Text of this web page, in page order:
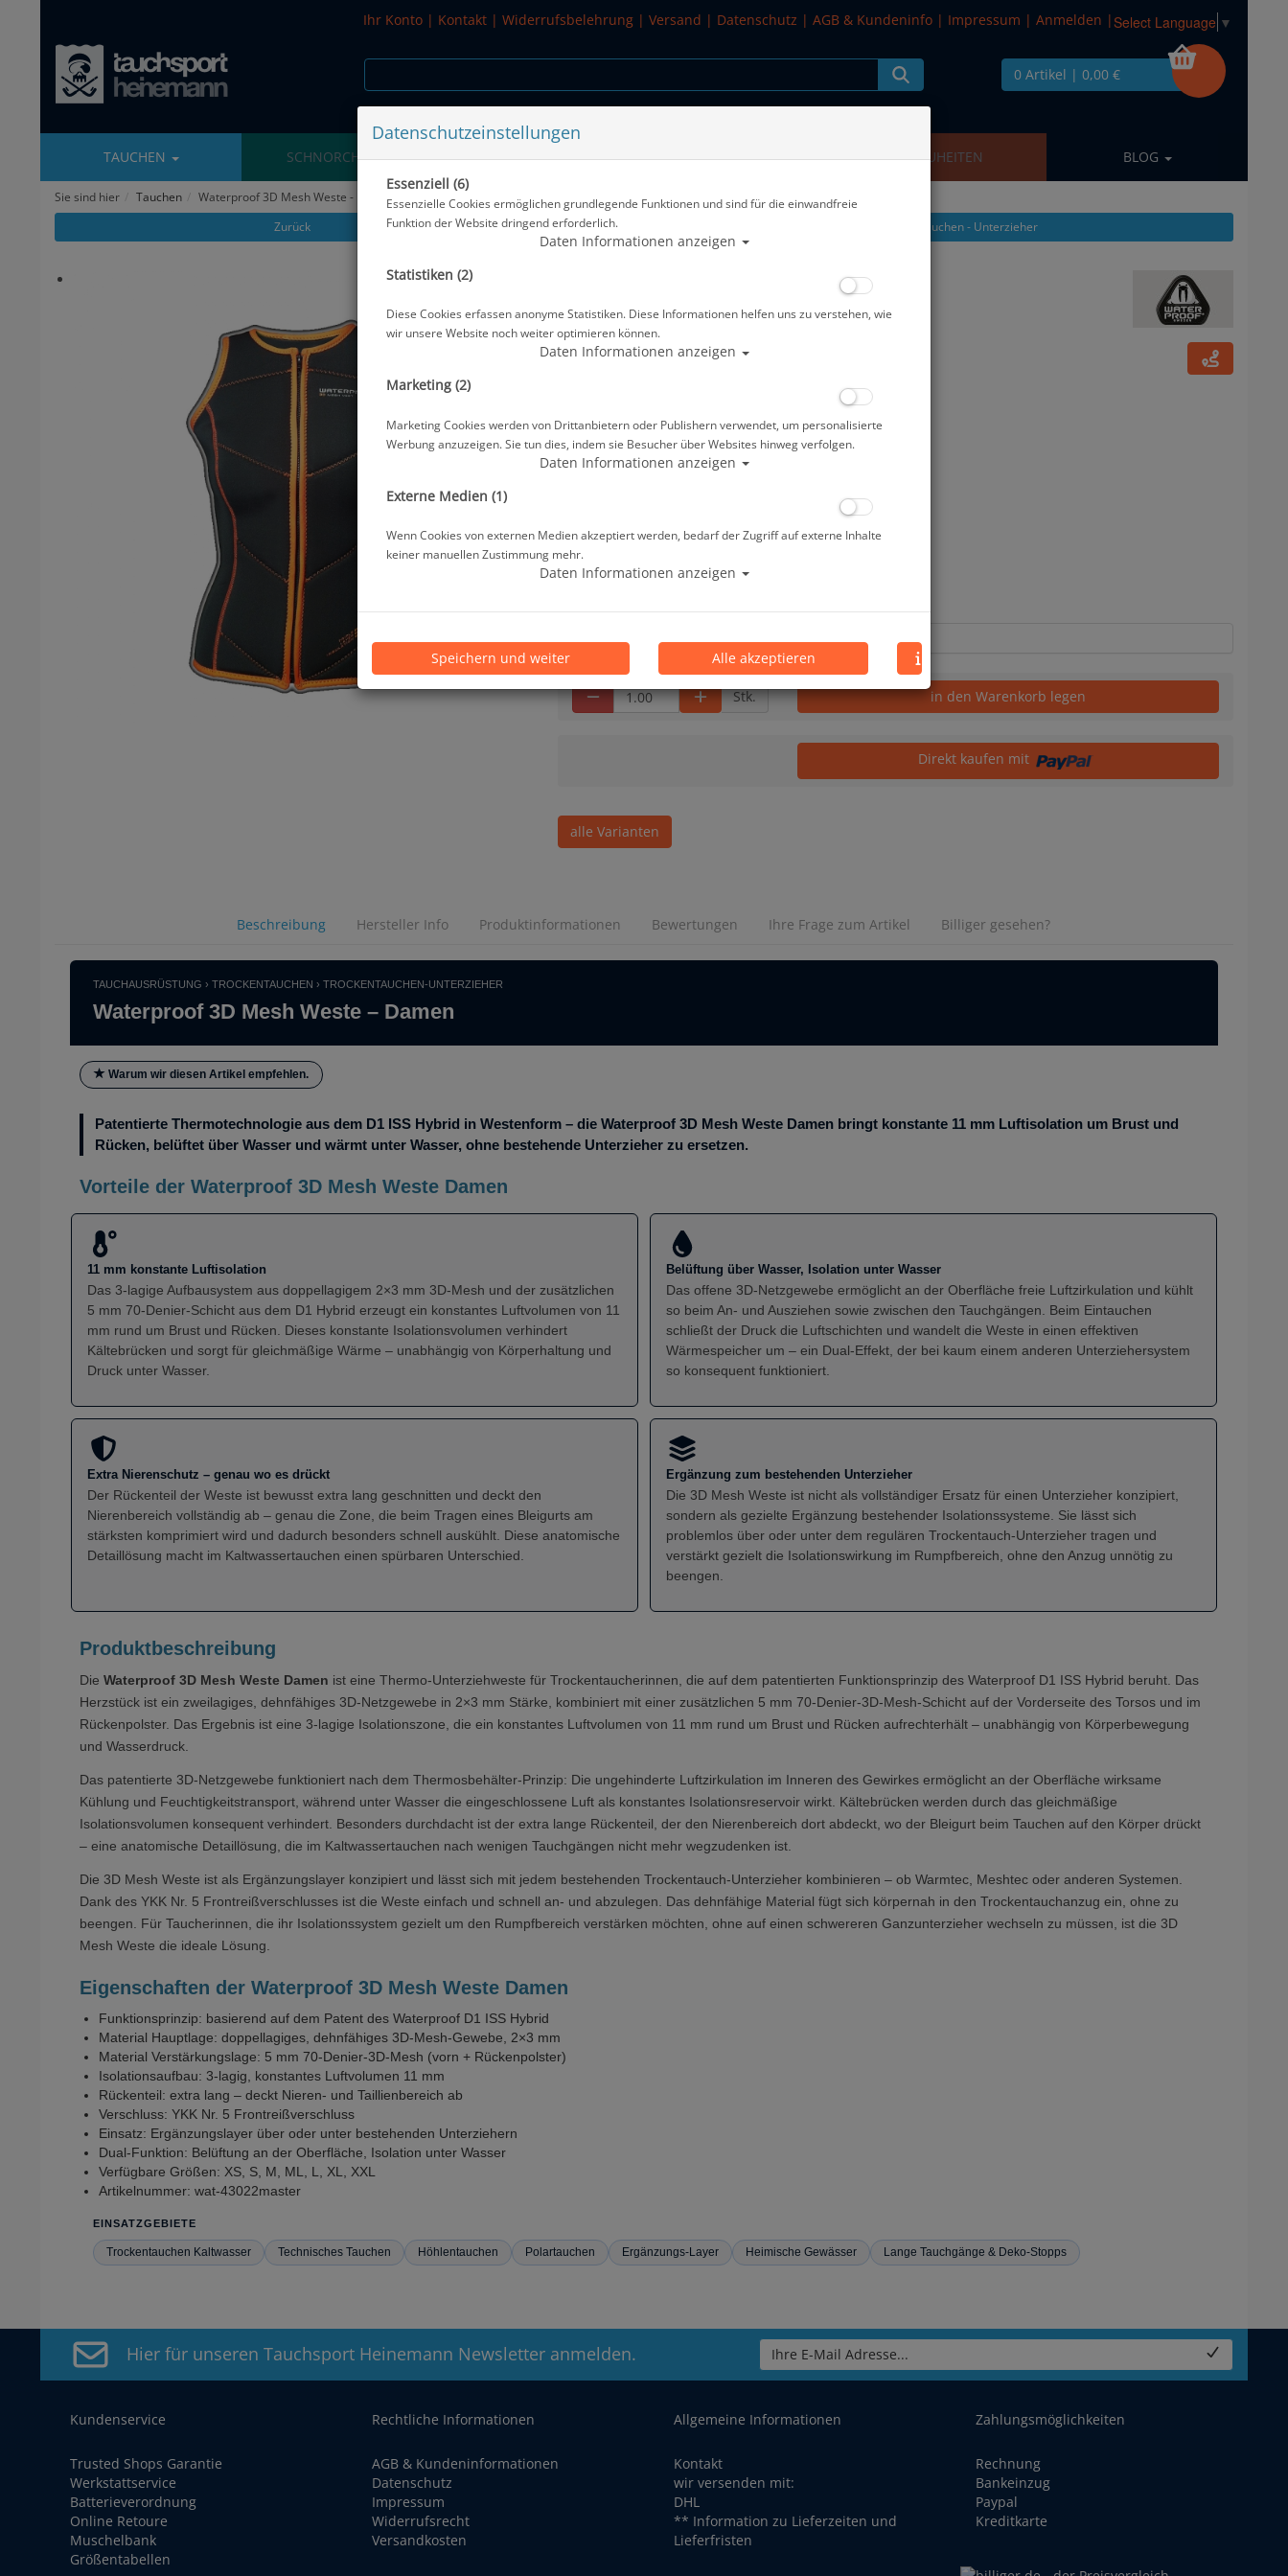
Ihr Konto | Kontakt | Widerrufsbelehrung | Versand | Datenschutz | AGB & Kundeninfo | Impressum | Anmelden | Select Language ▼
0 Artikel | 0,00 €
TAUCHEN SCHNORCHELN WASSERSPORT SALE NEUHEITEN BLOG
Sie sind hier Tauchen
Waterproof 3D Mesh Weste - Damen - Gr: L
Zurück
Alle Artikel zeigen aus: Trockentauchen - Unterzieher
Waterproof 3D Mesh Weste - Damen - Gr: L
Artikelnr.: wat-43022500
Herstellerpreis: 199,00 €
Lieferbar in 1-3 Werktage, der Artikel ist auf Lager
Stk. in den Warenkorb legen
Direkt kaufen mit
alle Varianten
Beschreibung Hersteller Info Produktinformationen Bewertungen Ihre Frage zum Artikel Billiger gesehen?
TAUCHAUSRÜSTUNG › TROCKENTAUCHEN › TROCKENTAUCHEN-UNTERZIEHER
Waterproof 3D Mesh Weste – Damen
Warum wir diesen Artikel empfehlen.
Patentierte Thermotechnologie aus dem D1 ISS Hybrid in Westenform – die Waterproof 3D Mesh Weste Damen bringt konstante 11 mm Luftisolation um Brust und
Rücken, belüftet über Wasser und wärmt unter Wasser, ohne bestehende Unterzieher zu ersetzen.
Vorteile der Waterproof 3D Mesh Weste Damen
11 mm konstante Luftisolation
Das 3-lagige Aufbausystem aus doppellagigem 2×3 mm 3D-Mesh und der zusätzlichen
5 mm 70-Denier-Schicht aus dem D1 Hybrid erzeugt ein konstantes Luftvolumen von 11
mm rund um Brust und Rücken. Dieses konstante Isolationsvolumen verhindert
Kältebrücken und sorgt für gleichmäßige Wärme – unabhängig von Körperhaltung und
Druck unter Wasser.
Belüftung über Wasser, Isolation unter Wasser
Das offene 3D-Netzgewebe ermöglicht an der Oberfläche freie Luftzirkulation und kühlt
so beim An- und Ausziehen sowie zwischen den Tauchgängen. Beim Eintauchen
schließt der Druck die Luftschichten und wandelt die Weste in einen effektiven
Wärmespeicher um – ein Dual-Effekt, der bei kaum einem anderen Unterziehersystem
so konsequent funktioniert.
Extra Nierenschutz – genau wo es drückt
Der Rückenteil der Weste ist bewusst extra lang geschnitten und deckt den
Nierenbereich vollständig ab – genau die Zone, die beim Tragen eines Bleigurts am
stärksten komprimiert wird und dadurch besonders schnell auskühlt. Diese anatomische
Detaillösung macht im Kaltwassertauchen einen spürbaren Unterschied.
Ergänzung zum bestehenden Unterzieher
Die 3D Mesh Weste ist nicht als vollständiger Ersatz für einen Unterzieher konzipiert,
sondern als gezielte Ergänzung bestehender Isolationssysteme. Sie lässt sich
problemlos über oder unter dem regulären Trockentauch-Unterzieher tragen und
verstärkt gezielt die Isolationswirkung im Rumpfbereich, ohne den Anzug unnötig zu
beengen.
Produktbeschreibung
Die Waterproof 3D Mesh Weste Damen ist eine Thermo-Unterziehweste für Trockentaucherinnen, die auf dem patentierten Funktionsprinzip des Waterproof D1 ISS Hybrid beruht. Das
Herzstück ist ein zweilagiges, dehnfähiges 3D-Netzgewebe in 2×3 mm Stärke, kombiniert mit einer zusätzlichen 5 mm 70-Denier-3D-Mesh-Schicht auf der Vorderseite des Torsos und im
Rückenpolster. Das Ergebnis ist eine 3-lagige Isolationszone, die ein konstantes Luftvolumen von 11 mm rund um Brust und Rücken aufrechterhält – unabhängig von Körperbewegung
und Wasserdruck.
Das patentierte 3D-Netzgewebe funktioniert nach dem Thermosbehälter-Prinzip: Die ungehinderte Luftzirkulation im Inneren des Gewirkes ermöglicht an der Oberfläche wirksame
Kühlung und Feuchtigkeitstransport, während unter Wasser die eingeschlossene Luft als konstantes Isolationsreservoir wirkt. Kältebrücken werden durch das gleichmäßige
Isolationsvolumen konsequent verhindert. Besonders durchdacht ist der extra lange Rückenteil, der den Nierenbereich dort abdeckt, wo der Bleigurt beim Tauchen auf den Körper drückt
– eine anatomische Detaillösung, die im Kaltwassertauchen nach wenigen Tauchgängen nicht mehr wegzudenken ist.
Die 3D Mesh Weste ist als Ergänzungslayer konzipiert und lässt sich mit jedem bestehenden Trockentauch-Unterzieher kombinieren – ob Warmtec, Meshtec oder anderen Systemen.
Dank des YKK Nr. 5 Frontreißverschlusses ist die Weste einfach und schnell an- und abzulegen. Das dehnfähige Material fügt sich körpernah in den Trockentauchanzug ein, ohne zu
beengen. Für Taucherinnen, die ihr Isolationssystem gezielt um den Rumpfbereich verstärken möchten, ohne auf einen schwereren Ganzunterzieher wechseln zu müssen, ist die 3D
Mesh Weste die ideale Lösung.
Eigenschaften der Waterproof 3D Mesh Weste Damen
Funktionsprinzip: basierend auf dem Patent des Waterproof D1 ISS Hybrid
Material Hauptlage: doppellagiges, dehnfähiges 3D-Mesh-Gewebe, 2×3 mm
Material Verstärkungslage: 5 mm 70-Denier-3D-Mesh (vorn + Rückenpolster)
Isolationsaufbau: 3-lagig, konstantes Luftvolumen 11 mm
Rückenteil: extra lang – deckt Nieren- und Taillienbereich ab
Verschluss: YKK Nr. 5 Frontreißverschluss
Einsatz: Ergänzungslayer über oder unter bestehenden Unterziehern
Dual-Funktion: Belüftung an der Oberfläche, Isolation unter Wasser
Verfügbare Größen: XS, S, M, ML, L, XL, XXL
Artikelnummer: wat-43022master
EINSATZGEBIETE
Trockentauchen Kaltwasser Technisches Tauchen Höhlentauchen Polartauchen Ergänzungs-Layer Heimische Gewässer Lange Tauchgänge & Deko-Stopps
Hier für unseren Tauchsport Heinemann Newsletter anmelden. Ihre E-Mail Adresse...
Kundenservice
Trusted Shops Garantie
Werkstattservice
Batterieverordnung
Online Retoure
Muschelbank
Größentabellen
Rechtliche Informationen
AGB & Kundeninformationen
Datenschutz
Impressum
Widerrufsrecht
Versandkosten
Allgemeine Informationen
Kontakt
wir versenden mit:
DHL
** Information zu Lieferzeiten und
Lieferfristen
Zahlungsmöglichkeiten
Rechnung
Bankeinzug
Paypal
Kreditkarte
Datenschutzeinstellungen
Essenziell (6)
Essenzielle Cookies ermöglichen grundlegende Funktionen und sind für die einwandfreie
Funktion der Website dringend erforderlich.
Daten Informationen anzeigen
Statistiken (2)
Diese Cookies erfassen anonyme Statistiken. Diese Informationen helfen uns zu verstehen, wie
wir unsere Website noch weiter optimieren können.
Daten Informationen anzeigen
Marketing (2)
Marketing Cookies werden von Drittanbietern oder Publishern verwendet, um personalisierte
Werbung anzuzeigen. Sie tun dies, indem sie Besucher über Websites hinweg verfolgen.
Daten Informationen anzeigen
Externe Medien (1)
Wenn Cookies von externen Medien akzeptiert werden, bedarf der Zugriff auf externe Inhalte
keiner manuellen Zustimmung mehr.
Daten Informationen anzeigen
Speichern und weiter Alle akzeptieren